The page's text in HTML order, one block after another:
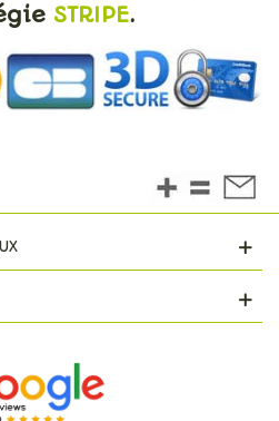
STRIPE.